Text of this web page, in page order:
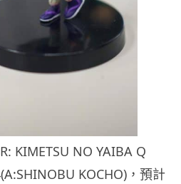
KIMETSU NO YAIBA Q
KOCHO)， 預計